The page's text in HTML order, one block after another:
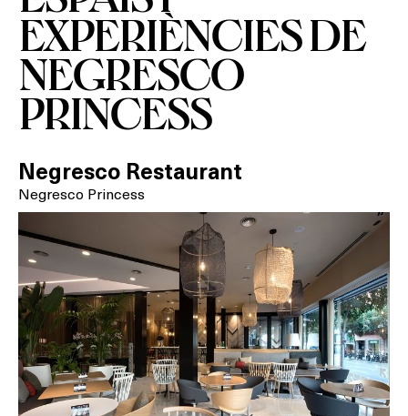
BARS
SPAS
RESTAURANTS
SALES
On?
EXPERIÈNCIES DE
NEGRESCO
PRINCESS
Negresco Restaurant
Negresco Princess